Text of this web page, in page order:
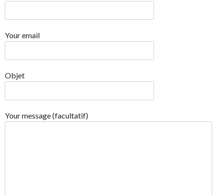
Your email
Objet
Your message (facultatif)